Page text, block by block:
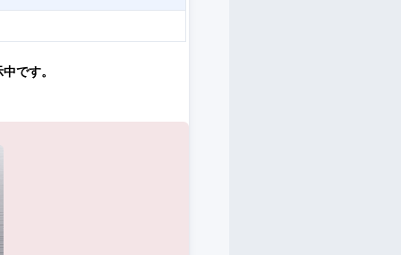
です。